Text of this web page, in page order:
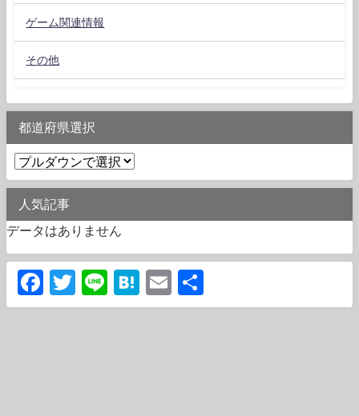
ゲーム関連情報
その他
都道府県選択
人気記事
データはありません
Facebook
Twitter
LineHatena
Email
有